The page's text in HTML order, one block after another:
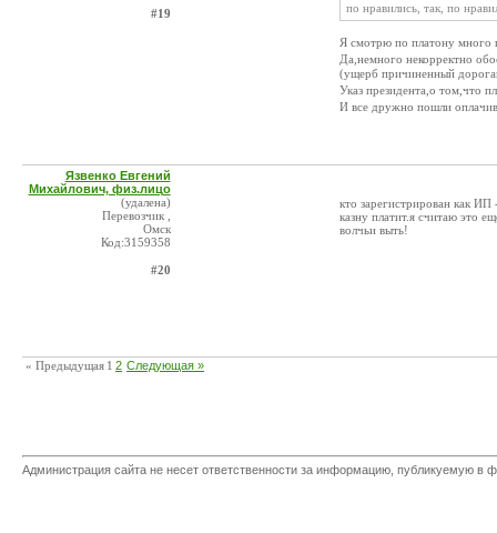
#19 по нравились, так, по
Я смотрю по платону много
Да,немного некорректно
(ущерб причиненный
Указ президента,о том,что
И все дружно пошли
Язвенко Евгений
Михайлович, физ.лицо
(удалена)
Перевозчик ,
Омск
Код:3159358
#20
кто зарегистрирован как
казну платит.я считаю это
волчьи выть!
« Предыдущая 1 2 Следующая »
Администрация сайта не несет ответственности за информацию, публикуемую